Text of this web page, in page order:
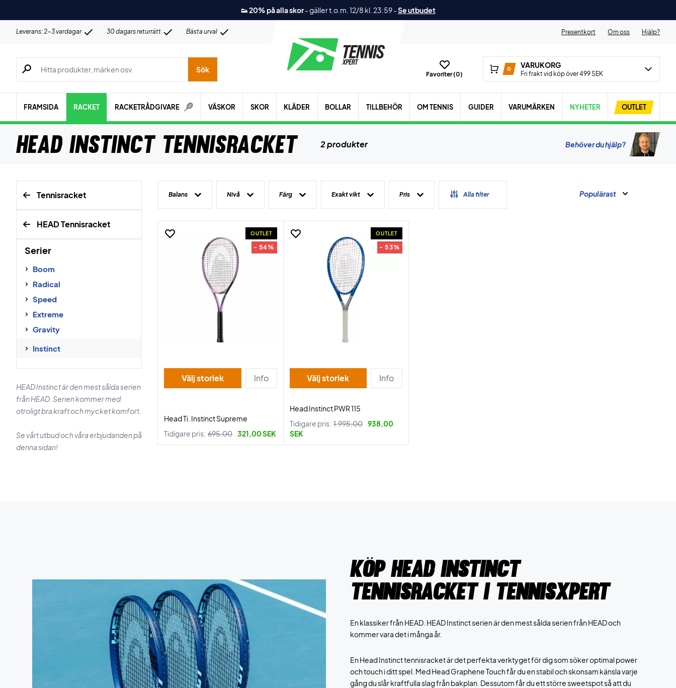
👟 20% på alla skor-gäller t.o.m. 12/8 kl. 23:59-Se utbudet
Leverans: 2-3 vardagar 30 dagars returrätt Bästa urval Presentkort Om oss Hjälp?
Sök efter produkter, märken osv.
Sök
Favoriter (0)
0 VARUKORG
Fri frakt vid köp över 499 SEK
FRAMSIDA RACKET RACKETRÅDGIVARE VÄSKOR SKOR KLÄDER BOLLAR TILLBEHÖR OM TENNIS GUIDER VARUMÄRKEN NYHETER OUTLET
HEAD Instinct Tennisracket 2 produkter Behöver du hjälp?
Tennisracket
HEAD Tennisracket
Serier
Boom
Radical
Speed
Extreme
Gravity
Instinct
HEAD Instinct är den mest sålda serien
från HEAD. Serien kommer med
otroligt bra kraft och mycket komfort.
Se vårt utbud och våra erbjudanden på
denna sidan!
Balans Nivå Färg Exakt vikt Pris Alla filter Populärast
OUTLET
- 54%
Välj storlek Info
Head Ti. Instinct Supreme
Tidigare pris: 695,00 321,00 SEK
OUTLET
- 53%
Välj storlek Info
Head Instinct PWR 115
Tidigare pris: 1.995,00 938,00
SEK
Köp Head Instinct
tennisracket i TennisXpert
En klassiker från HEAD. HEAD Instinct serien är den mest sålda serien från HEAD och
kommer vara det i många år.
En Head Instinct tennisracket är det perfekta verktyget för dig som söker optimal power
och touch i ditt spel. Med Head Graphene Touch får du en stabil och skonsam känsla varje
gång du slår kraftfulla slag från bakplan. Dessutom får du ett större sweetspot så att du